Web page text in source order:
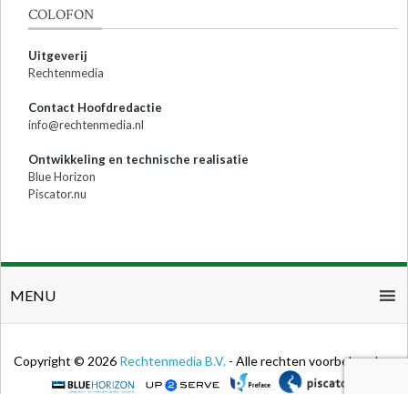
COLOFON
Uitgeverij
Rechtenmedia
Contact Hoofdredactie
info@rechtenmedia.nl
Ontwikkeling en technische realisatie
Blue Horizon
Piscator.nu
MENU
Copyright © 2026 Rechtenmedia B.V. - Alle rechten voorbehouden.